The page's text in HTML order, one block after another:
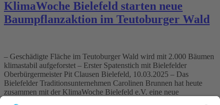
KlimaWoche Bielefeld starten neue
Baumpflanzaktion im Teutoburger Wald
– Geschädigte Fläche im Teutoburger Wald wird mit 2.000 Bäumen
klimastabil aufgeforstet – Erster Spatenstich mit Bielefelder
Oberbürgermeister Pit Clausen Bielefeld, 10.03.2025 – Das
Bielefelder Traditionsunternehmen Carolinen Brunnen hat heute
zusammen mit der KlimaWoche Bielefeld e.V. eine neue